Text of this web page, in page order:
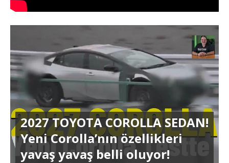
2027 TOYOTA COROLLA SEDAN!
Yeni Corolla’nın özellikleri
yavaş yavaş belli oluyor!